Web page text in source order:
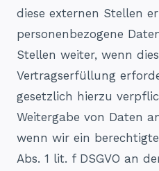
diese externen Stellen
personenbezogene
Stellen weiter, wenn
Vertragserfüllung
gesetzlich hierzu
Weitergabe von Daten
wenn wir ein
Abs. 1 lit. f DSGVO an